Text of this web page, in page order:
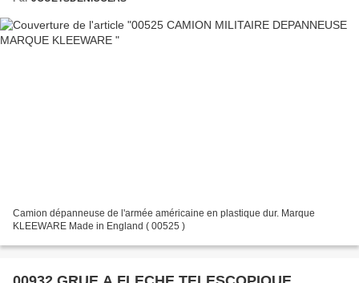
Camion dépanneuse de l'armée américaine en plastique dur. Marque
KLEEWARE Made in England ( 00525 )